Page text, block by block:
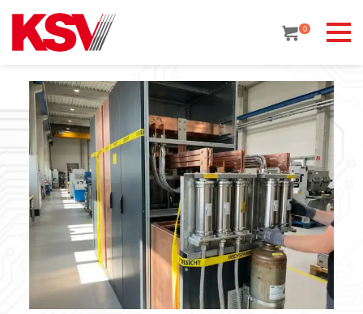
content
0